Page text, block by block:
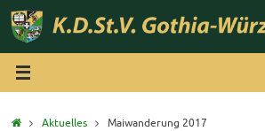
Zum
Inhalt
springen
StartAktuelles Maiwanderung 2017